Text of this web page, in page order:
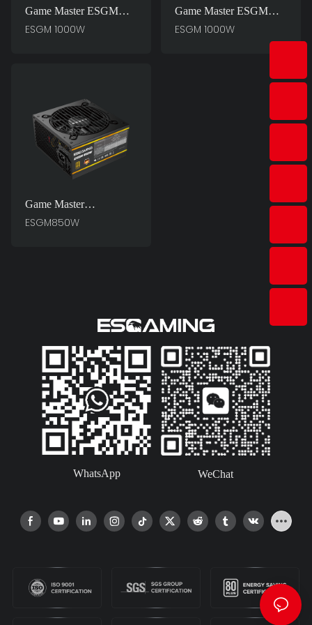
Game Master ESGM
750W PC Enerji
ESGM 1000W
Game Master ESGM
1000W PC Enerji
ESGM 1000W
Game Master
ESGM850W PC Enerji
ESGM850W
WhatsApp WeChat